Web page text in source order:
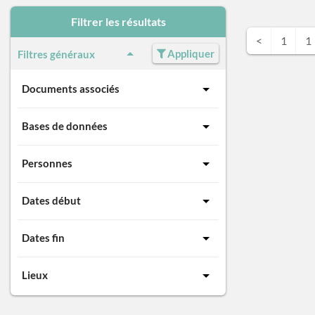
Filtrer les résultats
Filtres généraux Appliquer
Documents associés
Bases de données
Personnes
Dates début
Dates fin
Lieux
< 1 1